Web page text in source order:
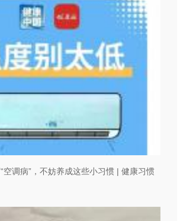
空调病”，不妨养成这些小习惯 | 健康习惯